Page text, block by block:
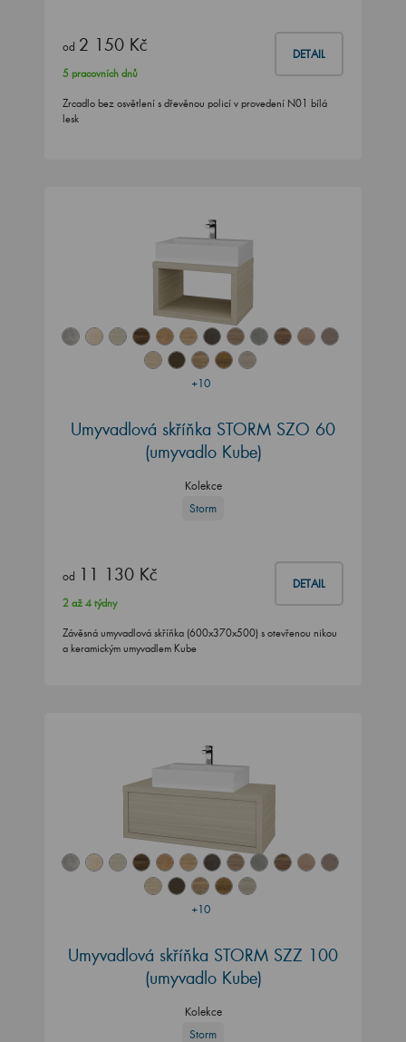
od 2 150 Kč DETAIL
5 pracovních dnů
Zrcadlo bez osvětlení s dřevěnou policí v provedení N01 bílá
lesk
+10
Umyvadlová skříňka STORM SZO 60
(umyvadlo Kube)
Kolekce
Storm
od 11 130 Kč DETAIL
2 až 4 týdny
Závěsná umyvadlová skříňka (600x370x500) s otevřenou nikou
a keramickým umyvadlem Kube
+10
Umyvadlová skříňka STORM SZZ 100
(umyvadlo Kube)
Kolekce
Storm